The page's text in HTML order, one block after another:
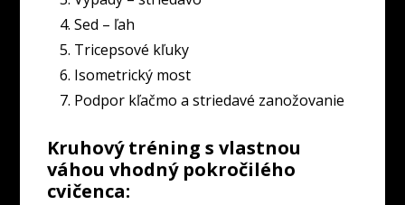
Sed – ľah
Tricepsové kľuky
Isometrický most
Podpor kľačmo a striedavé zanožovanie
Kruhový tréning s vlastnou
váhou vhodný pokročilého
cvičenca: